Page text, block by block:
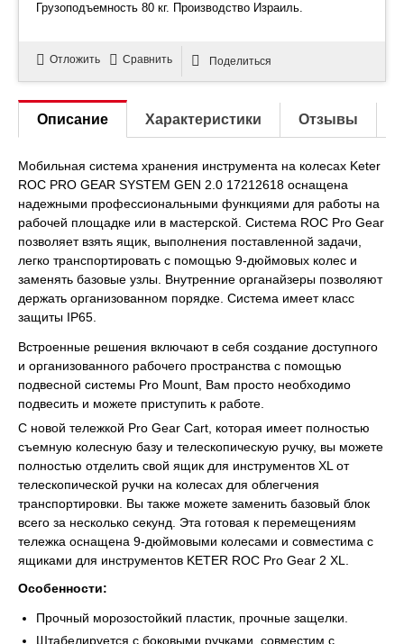
Грузоподъемность 80 кг. Производство Израиль.
Отложить Сравнить Поделиться
Описание Характеристики Отзывы
Мобильная система хранения инструмента на колесах Keter
ROC PRO GEAR SYSTEM GEN 2.0 17212618 оснащена
надежными профессиональными функциями для работы на
рабочей площадке или в мастерской. Система ROC Pro Gear
позволяет взять ящик, выполнения поставленной задачи,
легко транспортировать с помощью 9-дюймовых колес и
заменять базовые узлы. Внутренние органайзеры позволяют
держать организованном порядке. Система имеет класс
защиты IP65.
Встроенные решения включают в себя создание доступного
и организованного рабочего пространства с помощью
подвесной системы Pro Mount, Вам просто необходимо
подвесить и можете приступить к работе.
С новой тележкой Pro Gear Cart, которая имеет полностью
съемную колесную базу и телескопическую ручку, вы можете
полностью отделить свой ящик для инструментов XL от
телескопической ручки на колесах для облегчения
транспортировки. Вы также можете заменить базовый блок
всего за несколько секунд. Эта готовая к перемещениям
тележка оснащена 9-дюймовыми колесами и совместима с
ящиками для инструментов KETER ROC Pro Gear 2 XL.
Особенности:
Прочный морозостойкий пластик, прочные защелки.
Штабелируется с боковыми ручками, совместим с